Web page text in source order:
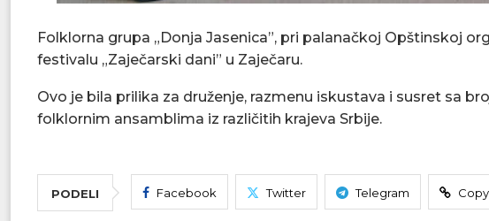
Folklorna grupa „Donja Jasenica”, pri palanačkoj Opštinskoj
festivalu „Zaječarski dani” u Zaječaru.
Ovo je bila prilika za druženje, razmenu iskustava i susret sa
folklornim ansamblima iz različitih krajeva Srbije.
PODELI Facebook Twitter Telegram